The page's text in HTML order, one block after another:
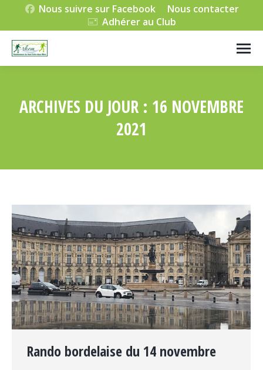
Nous suivre sur Facebook
Nous contacter
Adhérer au Club
ARCHIVES DU JOUR : 16 NOVEMBRE
2021
Rando bordelaise du 14 novembre